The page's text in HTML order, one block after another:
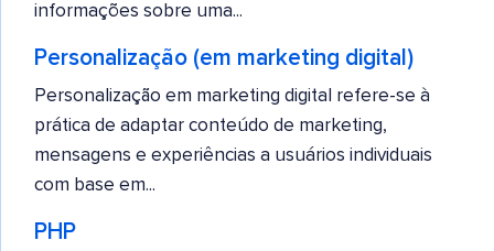
informações sobre uma...
Personalização (em marketing digital)
Personalização em marketing digital refere-se à
prática de adaptar conteúdo de marketing,
mensagens e experiências a usuários individuais
com base em...
PHP